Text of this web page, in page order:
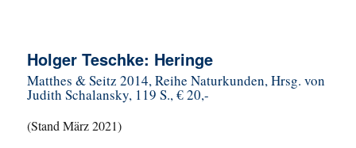
Holger Teschke: Heringe
Matthes & Seitz 2014, Reihe Naturkunden, Hrsg. von
Judith Schalansky, 119 S., € 20,-
(Stand März 2021)